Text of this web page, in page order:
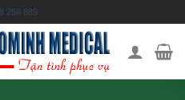
256 889